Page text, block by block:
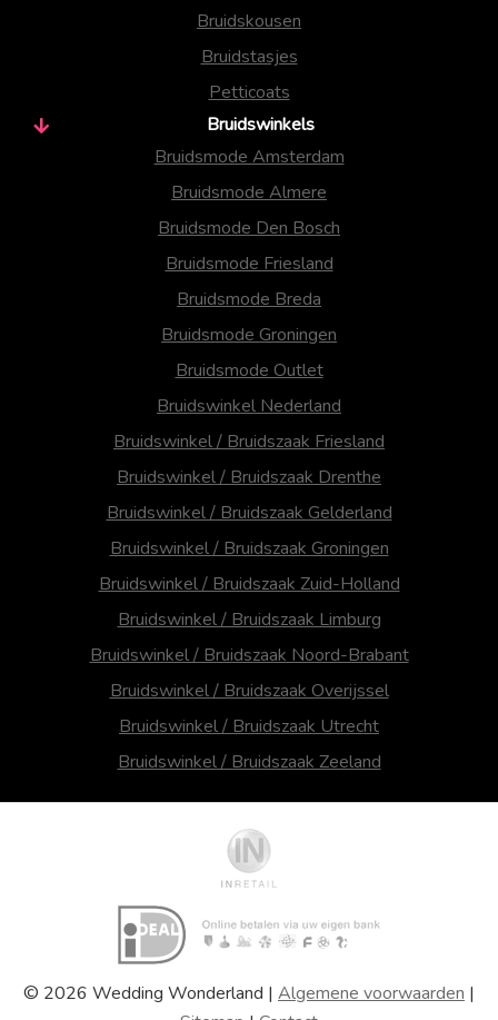
Bruidskousen
Bruidstasjes
Petticoats
Bruidswinkels
Bruidsmode Amsterdam
Bruidsmode Almere
Bruidsmode Den Bosch
Bruidsmode Friesland
Bruidsmode Breda
Bruidsmode Groningen
Bruidsmode Outlet
Bruidswinkel Nederland
Bruidswinkel / Bruidszaak Friesland
Bruidswinkel / Bruidszaak Drenthe
Bruidswinkel / Bruidszaak Gelderland
Bruidswinkel / Bruidszaak Groningen
Bruidswinkel / Bruidszaak Zuid-Holland
Bruidswinkel / Bruidszaak Limburg
Bruidswinkel / Bruidszaak Noord-Brabant
Bruidswinkel / Bruidszaak Overijssel
Bruidswinkel / Bruidszaak Utrecht
Bruidswinkel / Bruidszaak Zeeland
© 2026 Wedding Wonderland | Algemene voorwaarden |